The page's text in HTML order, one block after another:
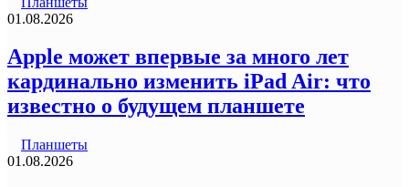
01.08.2026
Apple может впервые за много лет
кардинально изменить iPad Air: что
известно о будущем планшете
Планшеты
01.08.2026